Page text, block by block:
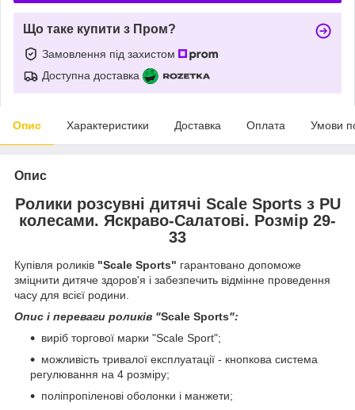
Що таке купити з Пром?
Замовлення під захистом
Доступна доставка
Опис Характеристики Доставка Оплата Умови
Опис
Ролики розсувні дитячі Scale Sports з PU
колесами. Яскраво-Салатові. Розмір 29-
33
Купівля роликів "Scale Sports" гарантовано допоможе
зміцнити дитяче здоров'я і забезпечить відмінне проведення
часу для всієї родини.
Опис і переваги роликів "Scale Sports":
виріб торгової марки "Scale Sport";
можливість тривалої експлуатації - кнопкова система
регулювання на 4 розміру;
поліпропіленові оболонки і манжети;